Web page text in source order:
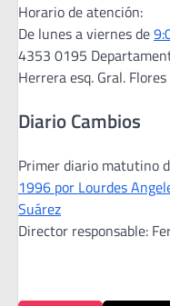
Horario de atención:
De lunes a viernes de
4353 0195
Herrera esq. Gral.
Diario Cambios
Primer diario matutino
1996 por Lourdes
Suárez
Director responsable: